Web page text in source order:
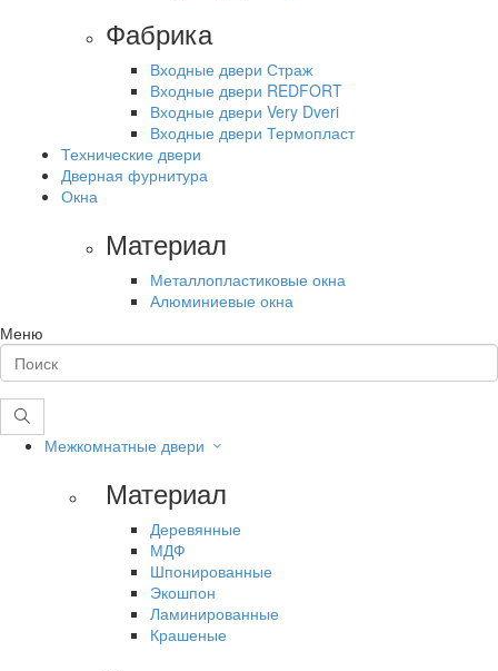
Фабрика
Входные двери Страж
Входные двери REDFORT
Входные двери Very Dveri
Входные двери Термопласт
Технические двери
Дверная фурнитура
Окна
Материал
Металлопластиковые окна
Алюминиевые окна
Меню
Межкомнатные двери
Материал
Деревянные
МДФ
Шпонированные
Экошпон
Ламинированные
Крашеные